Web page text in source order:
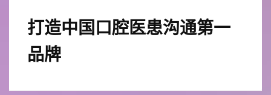
打造中国口腔医患沟通第一
品牌